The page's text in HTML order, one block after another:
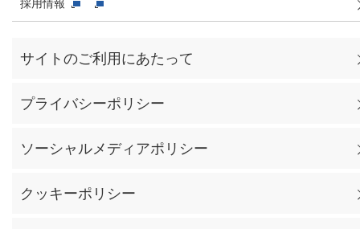
採用情報
サイトのご利用にあたって
プライバシーポリシー
ソーシャルメディアポリシー
クッキーポリシー